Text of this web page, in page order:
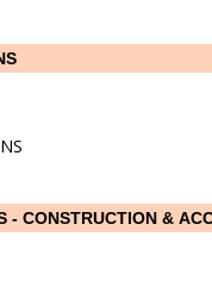
& SPAS - CONSTRUCTION &